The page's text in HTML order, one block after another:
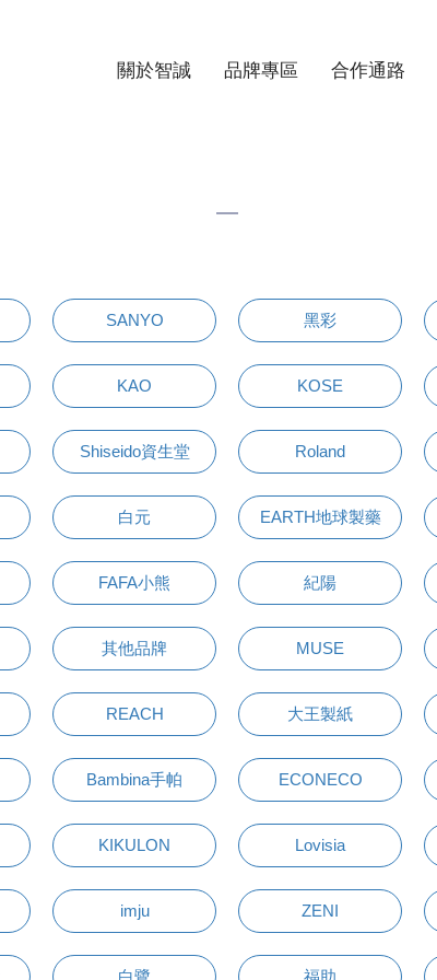
關於智誠 品牌專區 合作通路
SANYO 黑彩
KAO KOSE
Shiseido資生堂 Roland
白元 EARTH地球製藥
FAFA小熊 紀陽
其他品牌 MUSE
REACH 大王製紙
Bambina手帕 ECONECO
KIKULON Lovisia
imju ZENI
白鷺 福助